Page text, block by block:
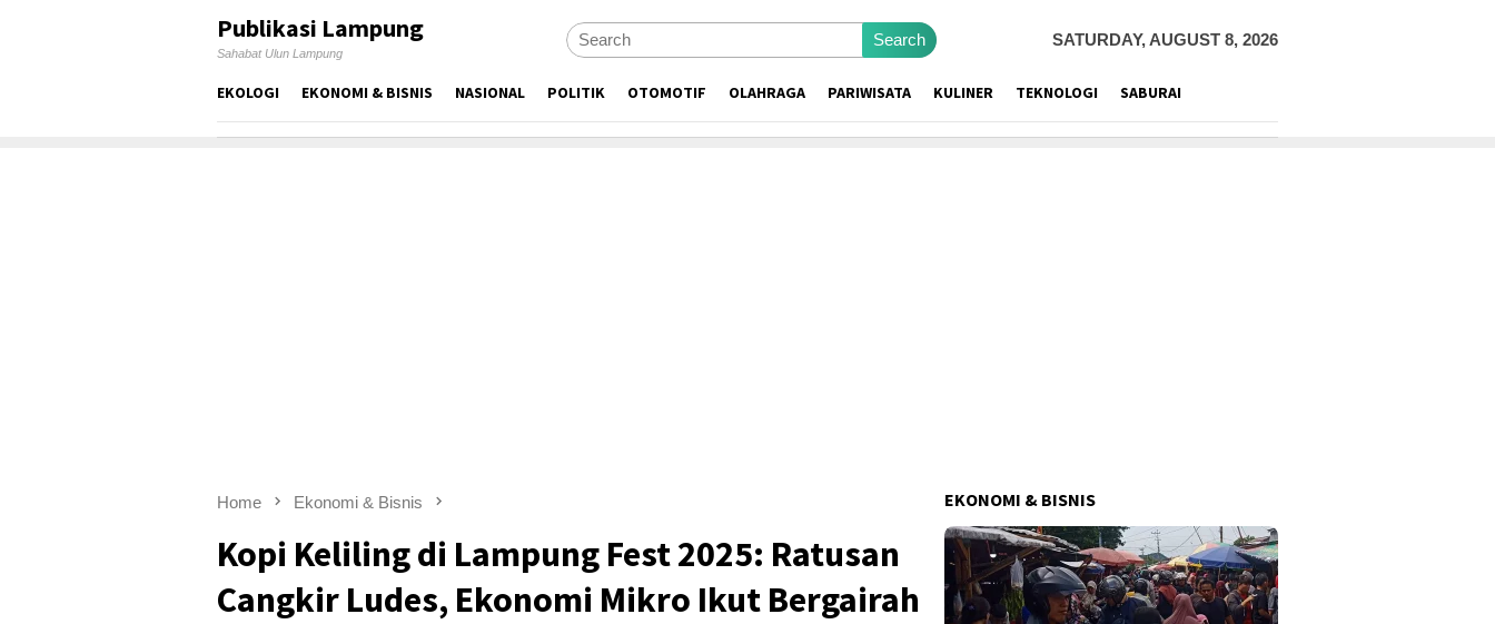
Publikasi Lampung
Sahabat Ulun Lampung
Search SATURDAY, AUGUST 8, 2026
EKOLOGI EKONOMI & BISNIS NASIONAL POLITIK OTOMOTIF OLAHRAGA PARIWISATA KULINER TEKNOLOGI SABURAI
Home Ekonomi & Bisnis
Kopi Keliling di Lampung Fest 2025: Ratusan
Cangkir Ludes, Ekonomi Mikro Ikut Bergairah
EKONOMI & BISNIS